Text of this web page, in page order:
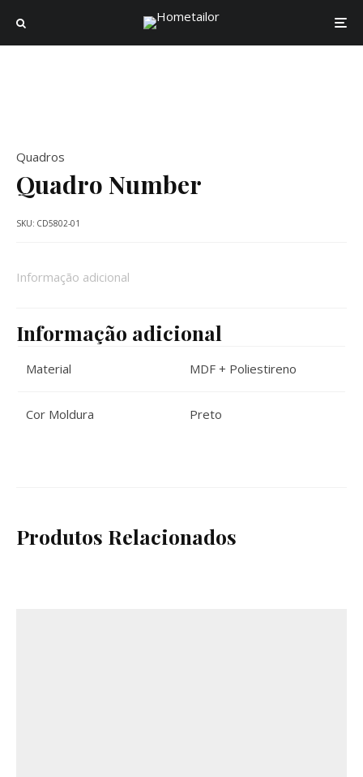
Quadros
Quadro Number
SKU: CD5802-01
Informação adicional
Informação adicional
Material MDF + Poliestireno
Cor Moldura Preto
Produtos Relacionados